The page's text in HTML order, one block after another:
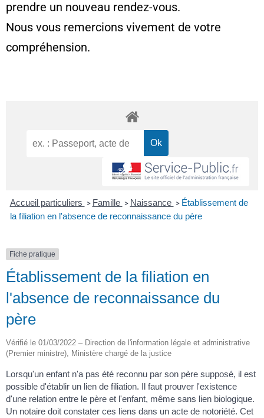
prendre un nouveau rendez-vous.
Nous vous remercions vivement de votre
compréhension.
Accueil particuliers > Famille > Naissance > Établissement de
la filiation en l'absence de reconnaissance du père
Fiche pratique
Établissement de la filiation en
l'absence de reconnaissance du
père
Vérifié le 01/03/2022 – Direction de l'information légale et administrative
(Premier ministre), Ministère chargé de la justice
Lorsqu'un enfant n'a pas été reconnu par son père supposé, il est
possible d'établir un lien de filiation. Il faut prouver l'existence
d'une relation entre le père et l'enfant, même sans lien biologique.
Un notaire doit constater ces liens dans un acte de notoriété. Cet